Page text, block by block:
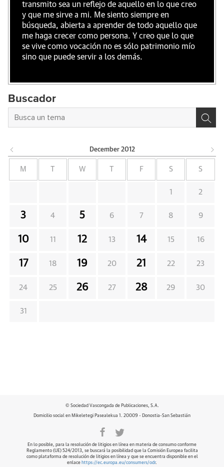
transmito sea un reflejo de aquello en lo que creo
y que me sirve a mi. Me siento siempre en
búsqueda, abierta a aprender de todo aquello que
me haga crecer como persona. Y creo que lo que
se vive como vocación no es sólo patrimonio mío
sino que puede servir a los demás.
Buscador
December 2012
M W F S S
1 2
3 4 5 6 7 8 9
10 11 12 13 14 15 16
17 18 19 20 21 22 23
24 25 26 27 28 29 30
31
© Sociedad Vascongada de Publicaciones, S.A.
Domicilio social en Mikeletegi Pasealekua 1. 20009 - Donostia-San Sebastián
En lo posible, para la resolución de litigios en línea en materia de consumo conforme
Reglamento (UE) 524/2013, se buscará la posibilidad que la Comisión Europea facilita
como plataforma de resolución de litigios en línea y que se encuentra disponible en el
enlace https://ec.europa.eu/consumers/odr.